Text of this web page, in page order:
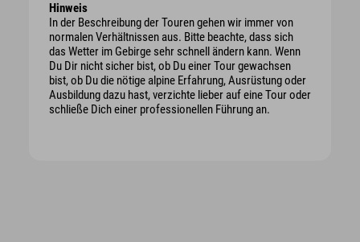
Hinweis
In der Beschreibung der Touren gehen wir immer von
normalen Verhältnissen aus. Bitte beachte, dass sich
das Wetter im Gebirge sehr schnell ändern kann. Wenn
Du Dir nicht sicher bist, ob Du einer Tour gewachsen
bist, ob Du die nötige alpine Erfahrung, Ausrüstung oder
Ausbildung dazu hast, verzichte lieber auf eine Tour oder
schließe Dich einer professionellen Führung an.